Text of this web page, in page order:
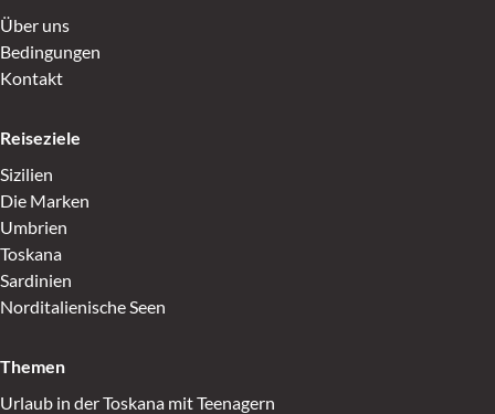
Über uns
Bedingungen
Kontakt
Reiseziele
Sizilien
Die Marken
Umbrien
Toskana
Sardinien
Norditalienische Seen
Themen
Urlaub in der Toskana mit Teenagern